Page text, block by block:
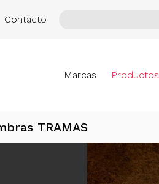
Contacto
Marcas Productos
TRAMAS